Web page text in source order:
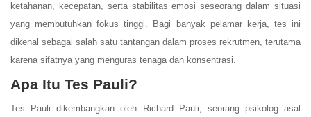
ketahanan, kecepatan, serta stabilitas emosi seseorang dalam situasi
yang membutuhkan fokus tinggi. Bagi banyak pelamar kerja, tes ini
dikenal sebagai salah satu tantangan dalam proses rekrutmen, terutama
karena sifatnya yang menguras tenaga dan konsentrasi.
Apa Itu Tes Pauli?
Tes Pauli dikembangkan oleh Richard Pauli, seorang psikolog asal